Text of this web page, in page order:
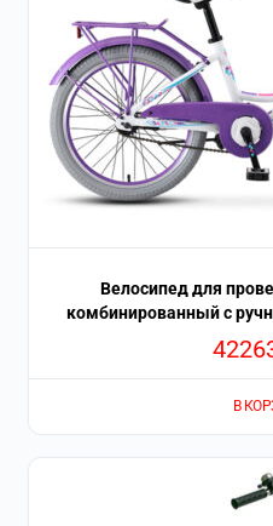
Велосипед для
комбинированный с
В